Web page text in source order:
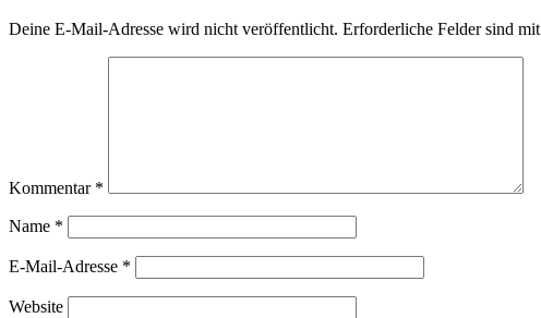
Deine E-Mail-Adresse wird nicht veröffentlicht. Erforderliche Felder sind mit
Kommentar *
Name *
E-Mail-Adresse *
Website